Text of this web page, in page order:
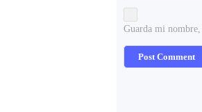
Guarda mi